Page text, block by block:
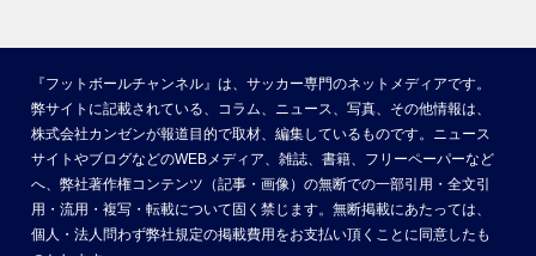
『フットボールチャンネル』は、サッカー専門のネットメディアです。
弊サイトに記載されている、コラム、ニュース、写真、その他情報は、
株式会社カンゼンが報道目的で取材、編集しているものです。ニュース
サイトやブログなどのWEBメディア、雑誌、書籍、フリーペーパーなど
へ、弊社著作権コンテンツ（記事・画像）の無断での一部引用・全文引
用・流用・複写・転載について固く禁じます。無断掲載にあたっては、
個人・法人問わず弊社規定の掲載費用をお支払い頂くことに同意したも